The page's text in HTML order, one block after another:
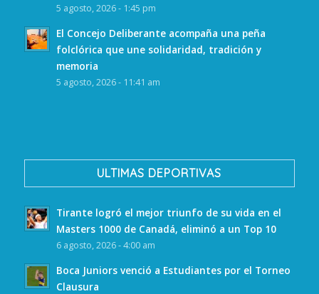
5 agosto, 2026 - 1:45 pm
El Concejo Deliberante acompaña una peña
folclórica que une solidaridad, tradición y
memoria
5 agosto, 2026 - 11:41 am
ULTIMAS DEPORTIVAS
Tirante logró el mejor triunfo de su vida en el
Masters 1000 de Canadá, eliminó a un Top 10
6 agosto, 2026 - 4:00 am
Boca Juniors venció a Estudiantes por el Torneo
Clausura